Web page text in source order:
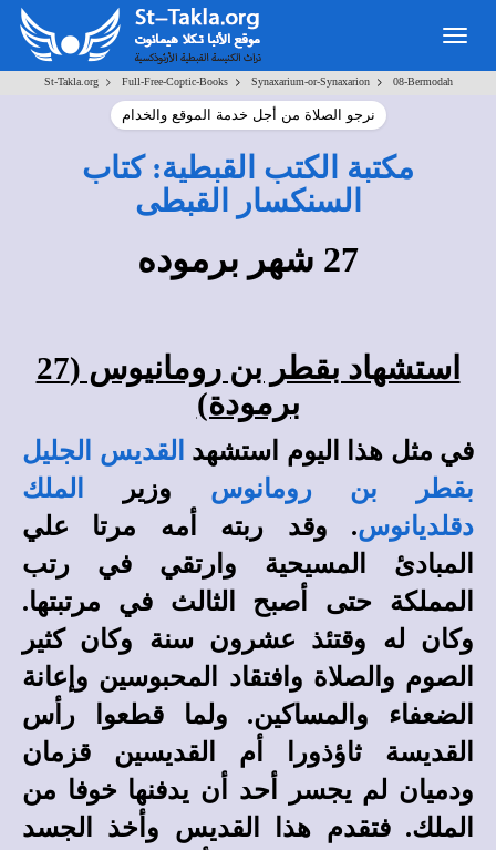
Toggle
navigation
St-Takla.org> Full-Free-Coptic-Books> Synaxarium-or-Synaxarion> 08-Bermodah
نرجو الصلاة من أجل خدمة الموقع والخدام
مكتبة الكتب القبطية: كتاب
السنكسار القبطى
27 شهر برموده
استشهاد بقطر بن رومانيوس (27
برمودة)
في مثل هذا اليوم استشهد القديس الجليل
بقطر بن رومانوس وزير
الملك
دقلديانوس. وقد ربته أمه مرتا علي
المبادئ المسيحية وارتقي في رتب
المملكة حتى أصبح الثالث في مرتبتها.
وكان له وقتئذ عشرون سنة وكان كثير
الصوم والصلاة وافتقاد المحبوسين وإعانة
الضعفاء والمساكين. ولما قطعوا رأس
القديسة ثاؤذورا أم القديسين قزمان
ودميان لم يجسر أحد أن يدفنها خوفا من
الملك. فتقدم هذا القديس وأخذ الجسد